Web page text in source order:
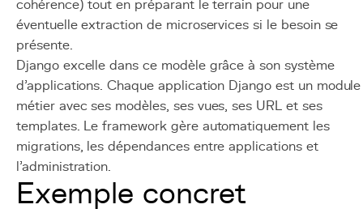
cohérence) tout en préparant le terrain pour une
éventuelle extraction de microservices si le besoin se
présente.
Django excelle dans ce modèle grâce à son système
d'applications. Chaque application Django est un module
métier avec ses modèles, ses vues, ses URL et ses
templates. Le framework gère automatiquement les
migrations, les dépendances entre applications et
l'administration.
Exemple concret